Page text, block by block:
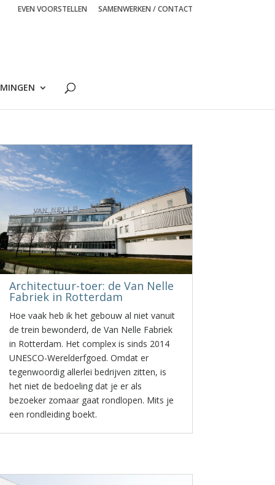
EVEN VOORSTELLEN SAMENWERKEN / CONTACT
Architectuur-toer: de Van Nelle
Fabriek in Rotterdam
Hoe vaak heb ik het gebouw al niet vanuit
de trein bewonderd, de Van Nelle Fabriek
in Rotterdam. Het complex is sinds 2014
UNESCO-Werelderfgoed. Omdat er
tegenwoordig allerlei bedrijven zitten, is
het niet de bedoeling dat je er als
bezoeker zomaar gaat rondlopen. Mits je
een rondleiding boekt.